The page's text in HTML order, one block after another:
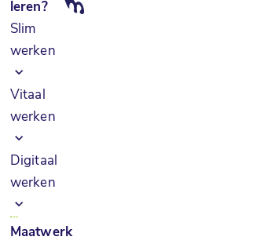
leren?
Slim
werken
Vitaal
werken
Digitaal
werken
Maatwerk